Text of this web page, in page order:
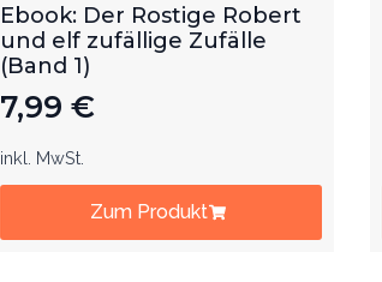
Ebook: Der Rostige Robert
und elf zufällige Zufälle
(Band 1)
7,99 €
inkl. MwSt.
Zum Produkt